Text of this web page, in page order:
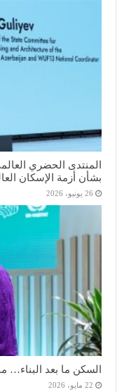
بشأن أزمة الإسكان
26 يونيو، 2026
السكن ما بعد البناء…
22 مايو، 2026